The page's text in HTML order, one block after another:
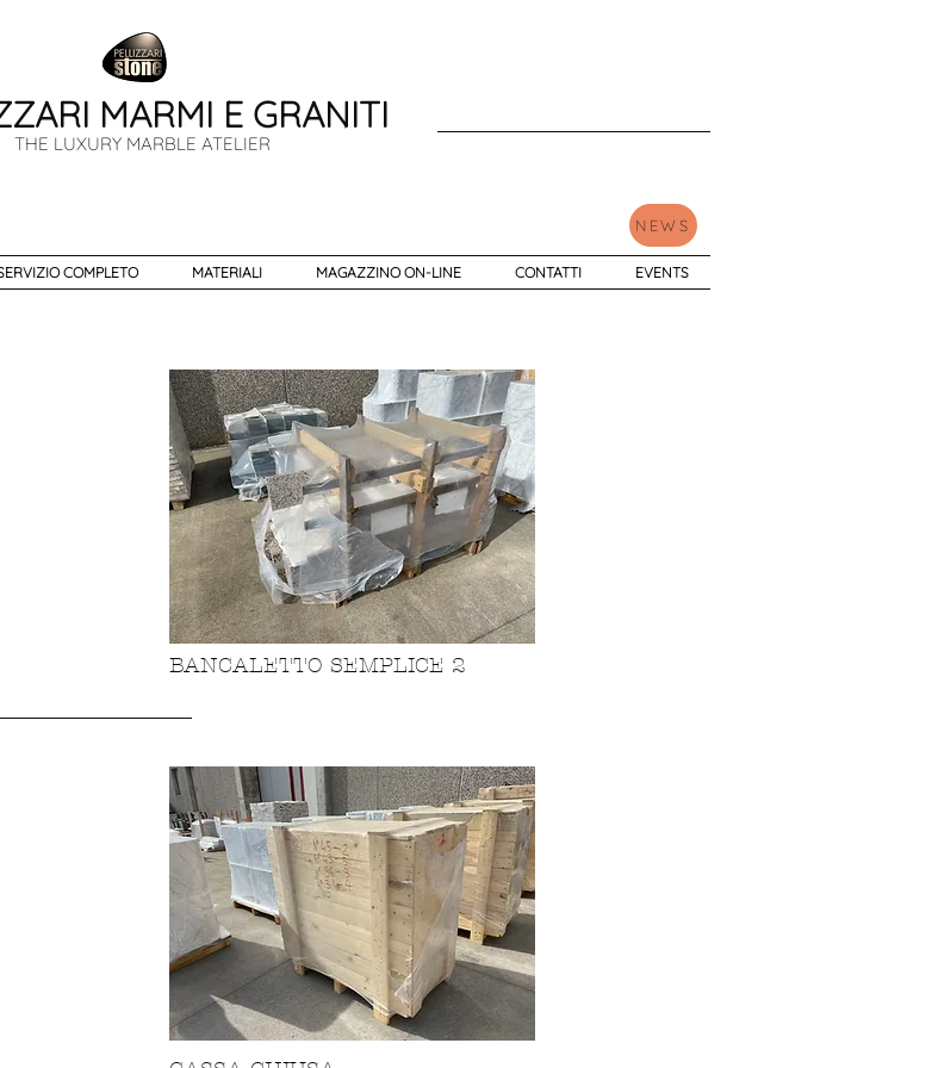
MARMI E GRANITI
THE LUXURY MARBLE ATELIER
NEWS
COMPLETO MATERIALI MAGAZZINO ON-LINE CONTATTI EVENTS
BANCALETTO SEMPLICE 2